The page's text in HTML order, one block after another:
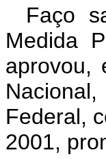
Faço
Medida
aprovou,
Federal,
2001,